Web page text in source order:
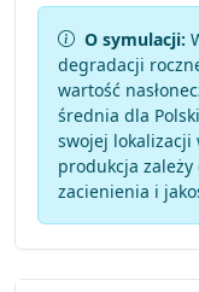
O symulacji:
degradacji
wartość
średnia dla
swojej lokalizacji
produkcja
zacienienia i